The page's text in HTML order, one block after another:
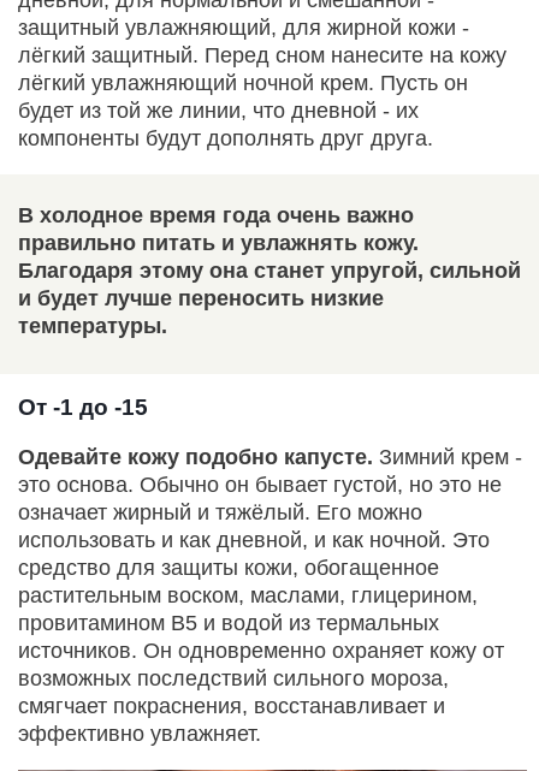
защитный увлажняющий, для жирной кожи -
лёгкий защитный. Перед сном нанесите на кожу
лёгкий увлажняющий ночной крем. Пусть он
будет из той же линии, что дневной - их
компоненты будут дополнять друг друга.
В холодное время года очень важно
правильно питать и увлажнять кожу.
Благодаря этому она станет упругой, сильной
и будет лучше переносить низкие
температуры.
От -1 до -15
Одевайте кожу подобно капусте. Зимний крем -
это основа. Обычно он бывает густой, но это не
означает жирный и тяжёлый. Его можно
использовать и как дневной, и как ночной. Это
средство для защиты кожи, обогащенное
растительным воском, маслами, глицерином,
провитамином В5 и водой из термальных
источников. Он одновременно охраняет кожу от
возможных последствий сильного мороза,
смягчает покраснения, восстанавливает и
эффективно увлажняет.